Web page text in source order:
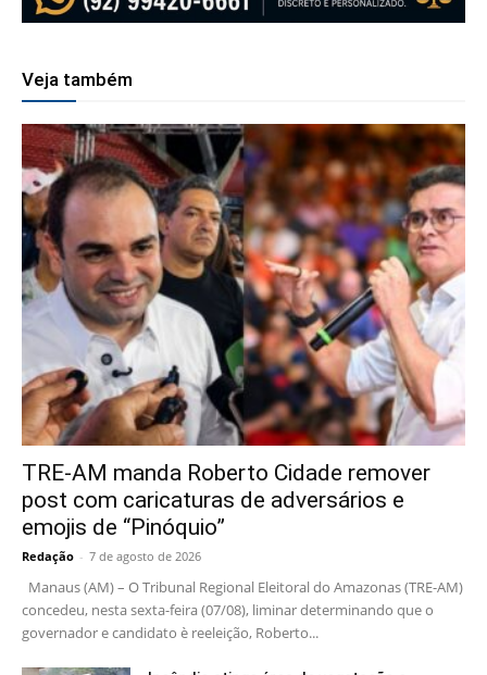
Veja também
TRE-AM manda Roberto Cidade remover
post com caricaturas de adversários e
emojis de “Pinóquio”
Redação - 7 de agosto de 2026
Manaus (AM) – O Tribunal Regional Eleitoral do Amazonas (TRE-AM)
concedeu, nesta sexta-feira (07/08), liminar determinando que o
governador e candidato è reeleição, Roberto...